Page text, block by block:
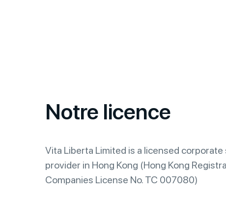
Notre licence
Vita Liberta Limited is a licensed corporate
provider in Hong Kong (Hong Kong
Companies License No. TC 007080)